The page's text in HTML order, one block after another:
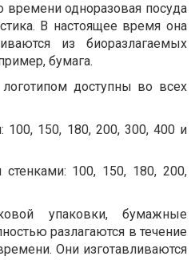
времени одноразовая посуда
В настоящее время она
из биоразлагаемых
бумага.
доступны во всех
100, 150, 180, 200, 300, 400 и
100, 150, 180, 200,
упаковки, бумажные
разлагаются в течение
Они изготавливаются